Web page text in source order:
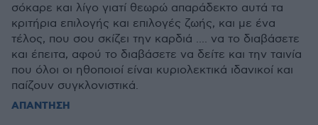
σόκαρε και λίγο γιατί θεωρώ απαράδεκτο αυτά τα
κριτήρια επιλογής και επιλογές ζωής, και με ένα
τέλος, που σου σκίζει την καρδιά .... να το διαβάσετε
και έπειτα, αφού το διαβάσετε να δείτε και την ταινία
που όλοι οι ηθοποιοί είναι κυριολεκτικά ιδανικοί και
παίζουν συγκλονιστικά.
ΑΠΑΝΤΗΣΗ